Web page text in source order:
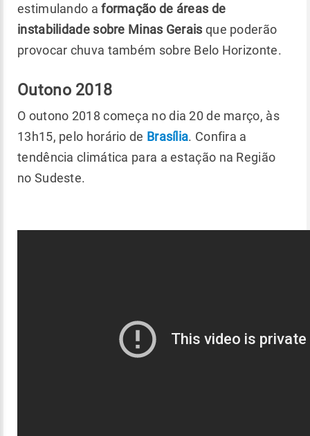
estimulando a formação de áreas de
instabilidade sobre Minas Gerais que poderão
provocar chuva também sobre Belo Horizonte.
Outono 2018
O outono 2018 começa no dia 20 de março, às
13h15, pelo horário de Brasília. Confira a
tendência climática para a estação na Região
no Sudeste.